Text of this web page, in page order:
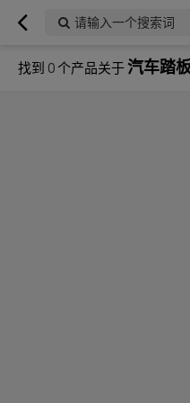
请输入一个搜索词
找到 0个产品关于汽车踏